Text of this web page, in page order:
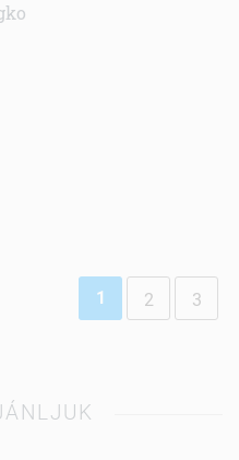
1 2 3